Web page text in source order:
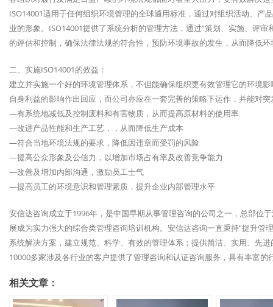
ISO14001适用于任何组织环境管理的全球通用标准，通过对组织活动、
业的形象。ISO14001提供了系统分析的管理方法，通过“策划、实施、评
的评估和控制，确保法律法规的符合性，预防环境事故的发生，从而降低
二、实施ISO14001的效益：
建立并实施一个好的环境管理体系，不但能确保组织更有效管理它的环境
自身利益的影响作出回应，而公司亦应在一套完善的策略下运作，并能对
—有系统地减低及控制废料和有害物质，从而提高原材料的使用率
—改进产品性能和生产工艺，，从而降低生产成本
—符合当地环境法规的要求，降低因违章而受罚的风险
—提高公众形象及公信力，以增加市场占有率及改善竞争能力
—改善及增加内部沟通，激励员工士气
—提高员工的环境意识和管理素质，提升企业内部管理水平
安信达咨询成立于1996年，是中国早期从事管理咨询的公司之一，总部位
展成为实力强大的综合类管理咨询培训机构。安信达咨询一直秉持“提升
系统解决方案，建立规范、科学、有效的管理体系；提供简洁、实用、先
10000多家涉及各行业的客户提供了管理咨询和认证咨询服务，具有丰富的
相关文章：